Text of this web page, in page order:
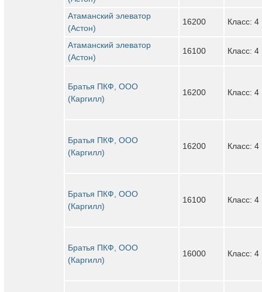
Атаманский элеватор
(Астон)
16200 Класс: 4
Атаманский элеватор
(Астон)
16100 Класс: 4
Братья ПКФ, ООО
(Каргилл)
16200 Класс: 4
Братья ПКФ, ООО
(Каргилл)
16200 Класс: 4
Братья ПКФ, ООО
(Каргилл)
16100 Класс: 4
Братья ПКФ, ООО
(Каргилл)
16000 Класс: 4